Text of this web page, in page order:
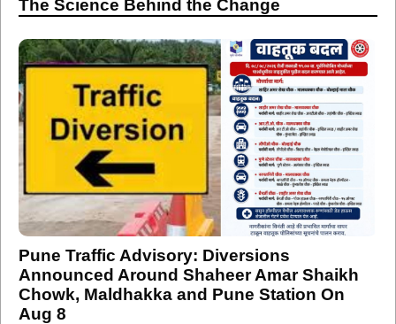
The Science Behind the Change
Pune Traffic Advisory: Diversions
Announced Around Shaheer Amar Shaikh
Chowk, Maldhakka and Pune Station On
Aug 8